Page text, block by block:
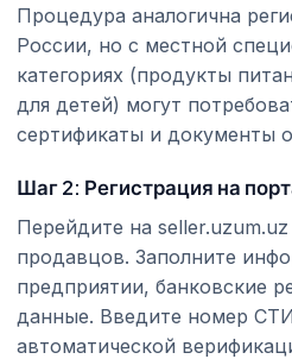
Процедура аналогична
России, но с местной
категориях (продукты
для детей) могут
сертификаты и документы
Шаг 2: Регистрация на
Перейдите на
продавцов. Заполните
предприятии, банковские
данные. Введите номер
автоматической